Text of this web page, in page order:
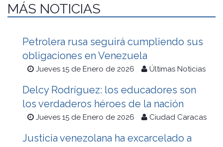
MÁS NOTICIAS
Petrolera rusa seguirá cumpliendo sus
obligaciones en Venezuela
Jueves 15 de Enero de 2026 Últimas Noticias
Delcy Rodríguez: los educadores son
los verdaderos héroes de la nación
Jueves 15 de Enero de 2026 Ciudad Caracas
Justicia venezolana ha excarcelado a